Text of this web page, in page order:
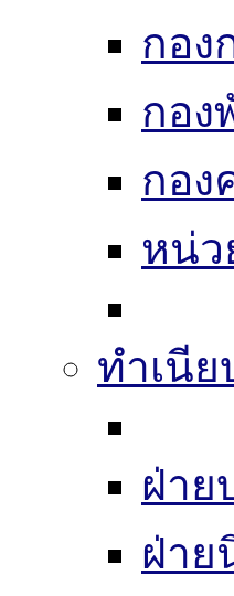
กอง
กอง
กอง
หน่ว
ทำเนี
ฝ่าย
ฝ่า